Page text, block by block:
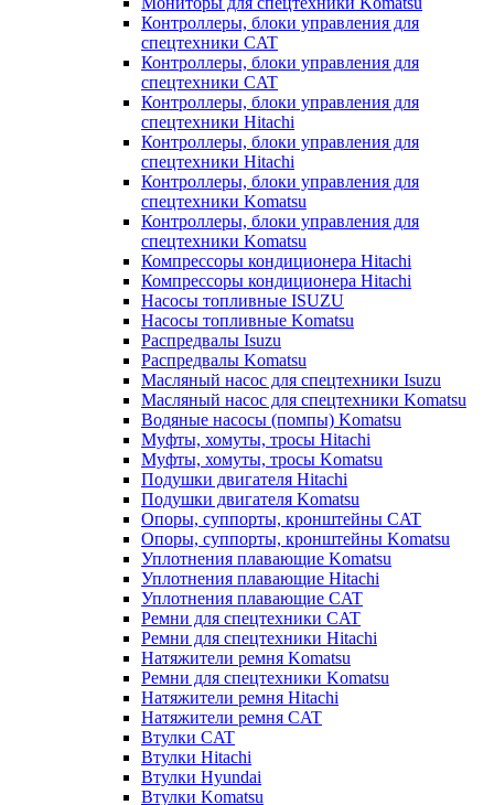
Контроллеры, блоки управления для
спецтехники CAT
Контроллеры, блоки управления для
спецтехники CAT
Контроллеры, блоки управления для
спецтехники Hitachi
Контроллеры, блоки управления для
спецтехники Hitachi
Контроллеры, блоки управления для
спецтехники Komatsu
Контроллеры, блоки управления для
спецтехники Komatsu
Компрессоры кондиционера Hitachi
Компрессоры кондиционера Hitachi
Насосы топливные ISUZU
Насосы топливные Komatsu
Распредвалы Isuzu
Распредвалы Komatsu
Масляный насос для спецтехники Isuzu
Масляный насос для спецтехники Komatsu
Водяные насосы (помпы) Komatsu
Муфты, хомуты, тросы Hitachi
Муфты, хомуты, тросы Komatsu
Подушки двигателя Hitachi
Подушки двигателя Komatsu
Опоры, суппорты, кронштейны CAT
Опоры, суппорты, кронштейны Komatsu
Уплотнения плавающие Komatsu
Уплотнения плавающие Hitachi
Уплотнения плавающие CAT
Ремни для спецтехники CAT
Ремни для спецтехники Hitachi
Натяжители ремня Komatsu
Ремни для спецтехники Komatsu
Натяжители ремня Hitachi
Натяжители ремня CAT
Втулки CAT
Втулки Hitachi
Втулки Hyundai
Втулки Komatsu